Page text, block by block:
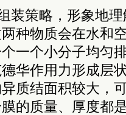
装策略，形象地
种物质会在水和
一个小分子均匀
华作用力形成层
质结面积较大，
的质量、厚度都